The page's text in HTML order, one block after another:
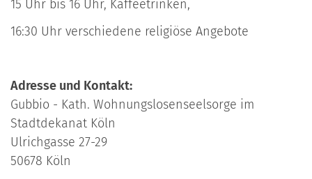
15 Uhr bis 16 Uhr, Kaffeetrinken,
16:30 Uhr verschiedene religiöse Angebote
Adresse und Kontakt:
Gubbio - Kath. Wohnungslosenseelsorge im
Stadtdekanat Köln
Ulrichgasse 27-29
50678 Köln